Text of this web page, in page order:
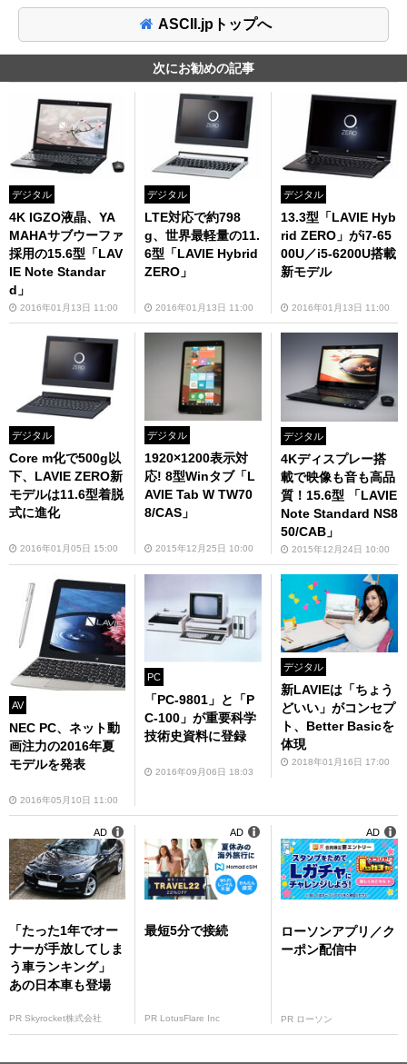
ASCII.jpトップへ
次にお勧めの記事
デジタル
4K IGZO液晶、YA
MAHAサブウーファ
採用の15.6型「LAV
IE Note Standar
d」
2016年01月13日 11:00
デジタル
LTE対応で約798
g、世界最軽量の11.
6型「LAVIE Hybrid
ZERO」
2016年01月13日 11:00
デジタル
13.3型「LAVIE Hyb
rid ZERO」がi7-65
00U／i5-6200U搭載
新モデル
2016年01月13日 11:00
デジタル
Core m化で500g以
下、LAVIE ZERO新
モデルは11.6型着脱
式に進化
2016年01月05日 15:00
デジタル
1920×1200表示対
応! 8型Winタブ「L
AVIE Tab W TW70
8/CAS」
2015年12月25日 10:00
デジタル
4Kディスプレー搭
載で映像も音も高品
質！15.6型 「LAVIE
Note Standard NS8
50/CAB」
2015年12月24日 10:00
AV
NEC PC、ネット動
画注力の2016年夏
モデルを発表
2016年05月10日 11:00
PC
「PC-9801」と「P
C-100」が重要科学
技術史資料に登録
2016年09月06日 18:03
デジタル
新LAVIEは「ちょう
どいい」がコンセプ
ト、Better Basicを
体現
2018年01月16日 17:00
「たった1年でオー
ナーが手放してしま
う車ランキング」
あの日本車も登場
PR Skyrocket株式会社
AD
最短5分で接続
PR LotusFlare Inc
AD
ローソンアプリ／ク
ーポン配信中
PR ローソン
AD